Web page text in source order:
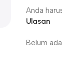
Ulasan
Belum ada
Anda